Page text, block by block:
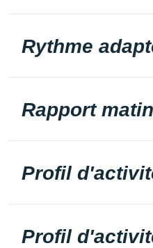
Rythme
Rapport
Profil
Profil